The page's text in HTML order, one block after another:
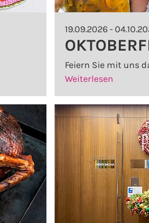
19.09.2026 -
Feiern Sie mit uns
Weiterlesen